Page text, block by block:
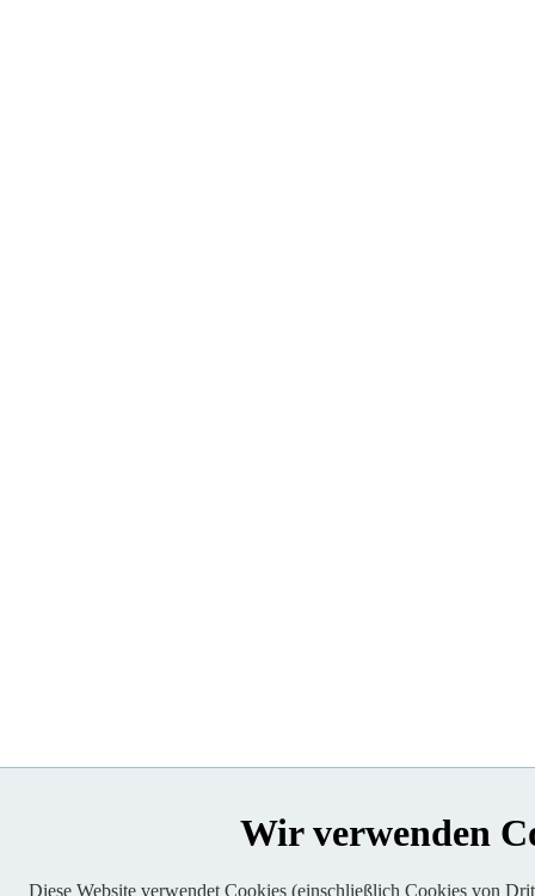
Wir verwenden
Diese Website verwendet Cookies (einschließlich Cookies von